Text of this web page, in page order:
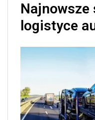
Najnowsze
logistyce